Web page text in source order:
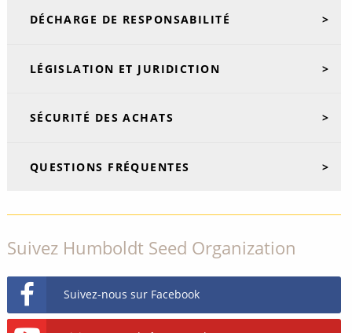
DÉCHARGE DE RESPONSABILITÉ
LÉGISLATION ET JURIDICTION
SÉCURITÉ DES ACHATS
QUESTIONS FRÉQUENTES
Suivez Humboldt Seed Organization
Suivez-nous sur Facebook